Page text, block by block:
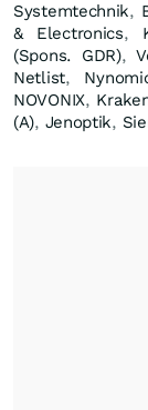
Systemtechnik,
& Electronics,
(Spons. GDR),
Netlist,
NOVONIX,
(A), Jenoptik,